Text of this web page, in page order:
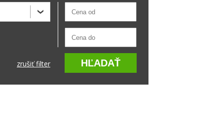
zrušiť filter